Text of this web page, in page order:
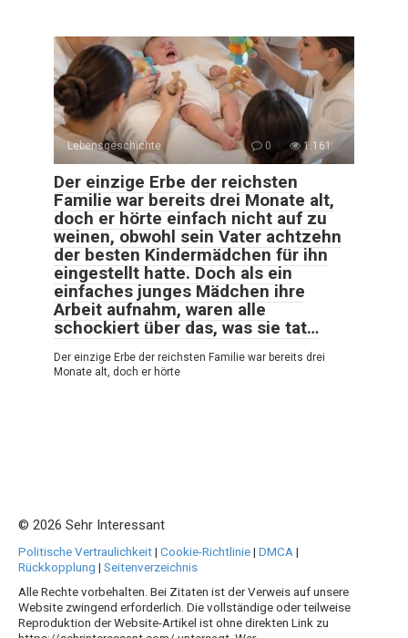
Lebensgeschichte 0 1.161
Der einzige Erbe der reichsten
Familie war bereits drei Monate alt,
doch er hörte einfach nicht auf zu
weinen, obwohl sein Vater achtzehn
der besten Kindermädchen für ihn
eingestellt hatte. Doch als ein
einfaches junges Mädchen ihre
Arbeit aufnahm, waren alle
schockiert über das, was sie tat…
Der einzige Erbe der reichsten Familie war bereits drei
Monate alt, doch er hörte
© 2026 Sehr Interessant
Politische Vertraulichkeit| Cookie-Richtlinie| DMCA |
Rückkopplung | Seitenverzeichnis
Alle Rechte vorbehalten. Bei Zitaten ist der Verweis auf unsere
Website zwingend erforderlich. Die vollständige oder teilweise
Reproduktion der Website-Artikel ist ohne direkten Link zu